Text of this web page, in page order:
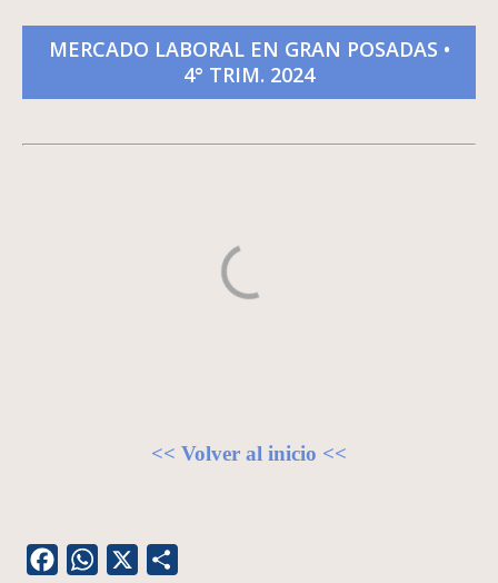
MERCADO LABORAL EN GRAN POSADAS •
4° TRIM. 2024
<< Volver al inicio <<
FacebookWhatsApp